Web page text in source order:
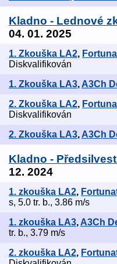
Kladno - Lednové
04. 01. 2025
1. Zkouška LA2,
Diskvalifikován
1. Zkouška LA3, A3Ch
2. Zkouška LA2,
Diskvalifikován
2. Zkouška LA3, A3Ch
Kladno -
12. 2024
1. zkouška LA2,
s, 5.0 tr. b., 3.86 m/s
1. zkouška LA3, A3Ch
tr. b., 3.79 m/s
2. zkouška LA2,